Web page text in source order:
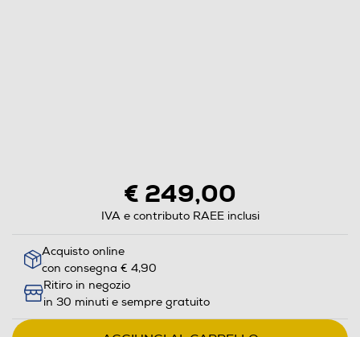
€ 249,00
IVA e contributo RAEE inclusi
Acquisto online
con consegna € 4,90
Ritiro in negozio
in 30 minuti e sempre gratuito